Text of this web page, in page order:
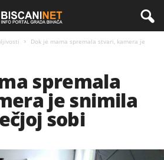
Dok je mama spremala stvari, kamera je
spremala
je snimila
sobi